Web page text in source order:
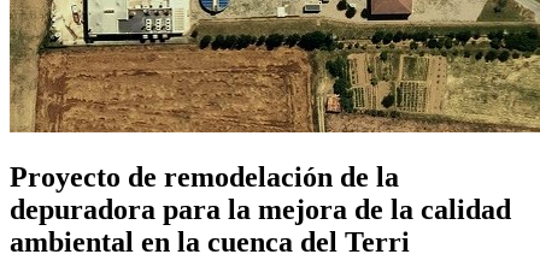
Proyecto de remodelación de la
depuradora para la mejora de la calidad
ambiental en la cuenca del Terri